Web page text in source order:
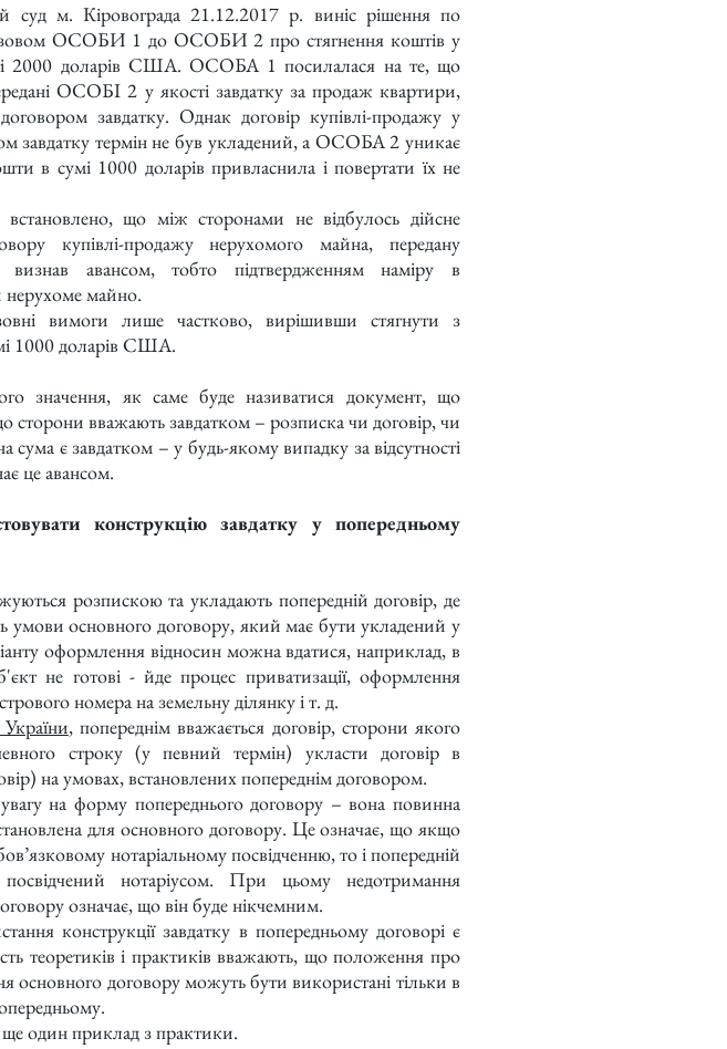
суд м. Кіровограда 21.12.2017 р. виніс рішення по
ОСОБИ 1 до ОСОБИ 2 про стягнення коштів у
2000 доларів США. ОСОБА 1 посилалася на те, що
ОСОБІ 2 у якості завдатку за продаж квартири,
завдатку. Однак договір купівлі-продажу у
завдатку термін не був укладений, а ОСОБА 2 уникає
в сумі 1000 доларів привласнила і повертати їх не
що між сторонами не відбулось дійсне
купівлі-продажу нерухомого майна, передану
авансом, тобто підтвердженням наміру в
майно.
вимоги лише частково, вирішивши стягнути з
1000 доларів США.
значення, як саме буде називатися документ, що
сторони вважають завдатком – розписка чи договір, чи
сума є завдатком – у будь-якому випадку за відсутності
це авансом.
конструкцію завдатку у попередньому
розпискою та укладають попередній договір, де
умови основного договору, який має бути укладений у
оформлення відносин можна вдатися, наприклад, в
не готові - йде процес приватизації, оформлення
номера на земельну ділянку і т. д.
, попереднім вважається договір, сторони якого
строку (у певний термін) укласти договір в
на умовах, встановлених попереднім договором.
на форму попереднього договору – вона повинна
для основного договору. Це означає, що якщо
нотаріальному посвідченню, то і попередній
нотаріусом. При цьому недотримання
означає, що він буде нікчемним.
конструкції завдатку в попередньому договорі є
теоретиків і практиків вважають, що положення про
основного договору можуть бути використані тільки в
один приклад з практики.